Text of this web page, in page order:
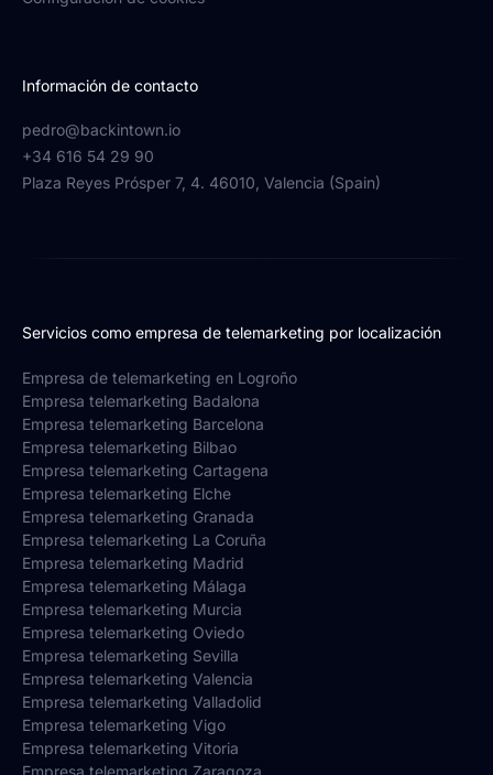
Información de contacto
pedro@backintown.io
+34 616 54 29 90
Plaza Reyes Prósper 7, 4. 46010, Valencia (Spain)
Servicios como empresa de telemarketing por localización
Empresa de telemarketing en Logroño
Empresa telemarketing Badalona
Empresa telemarketing Barcelona
Empresa telemarketing Bilbao
Empresa telemarketing Cartagena
Empresa telemarketing Elche
Empresa telemarketing Granada
Empresa telemarketing La Coruña
Empresa telemarketing Madrid
Empresa telemarketing Málaga
Empresa telemarketing Murcia
Empresa telemarketing Oviedo
Empresa telemarketing Sevilla
Empresa telemarketing Valencia
Empresa telemarketing Valladolid
Empresa telemarketing Vigo
Empresa telemarketing Vitoria
Empresa telemarketing Zaragoza